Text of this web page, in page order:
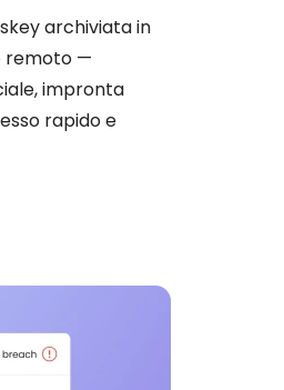
archiviata in
remoto —
impronta
rapido e